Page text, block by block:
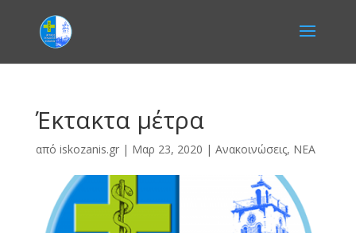
Έκτακτα μέτρα
από iskozanis.gr| Μαρ 23, 2020 | Ανακοινώσεις, ΝΕΑ